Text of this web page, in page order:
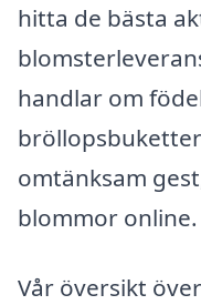
hitta de bästa
handlar om
omtänksam
blommor online.
Vår översikt